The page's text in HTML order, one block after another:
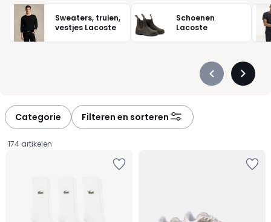
Sweaters, truien,
vestjes Lacoste
Schoenen
Lacoste
Précédent
Categorie Filteren en sorteren
174 artikelen